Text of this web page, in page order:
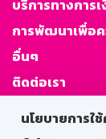
นโยบายการใ
บริการทางการเ
การพัฒนาเพื่อ
อื่นๆ
ติดต่อเรา